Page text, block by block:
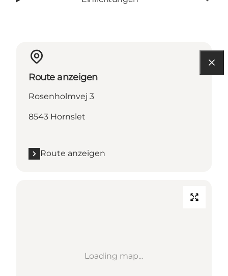
Route anzeigen
Rosenholmvej 3
8543 Hornslet
Route anzeigen
Loading map...